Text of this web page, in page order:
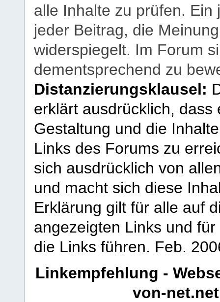
alle Inhalte zu prüfen.
jeder Beitrag, die
widerspiegelt. Im Forum
dementsprechend zu
Distanzierungsklausel:
erklärt ausdrücklich,
Gestaltung und die
Links des Forums zu
sich ausdrücklich von
und macht sich diese
Erklärung gilt für alle auf
angezeigten Links und
die Links führen. Feb.
Linkempfehlung -
von-net.net